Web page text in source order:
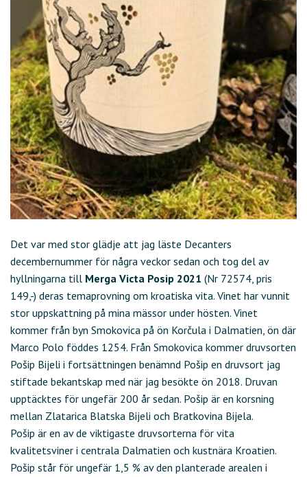
Det var med stor glädje att jag läste Decanters
decembernummer för några veckor sedan och tog del av
hyllningarna till Merga Victa Posip 2021 (Nr 72574, pris
149,-) deras temaprovning om kroatiska vita. Vinet har vunnit
stor uppskattning på mina mässor under hösten. Vinet
kommer från byn Smokovica på ön Korčula i Dalmatien, ön där
Marco Polo föddes 1254. Från Smokovica kommer druvsorten
Pošip Bijeli i fortsättningen benämnd Pošip en druvsort jag
stiftade bekantskap med när jag besökte ön 2018. Druvan
upptäcktes för ungefär 200 år sedan. Pošip är en korsning
mellan Zlatarica Blatska Bijeli och Bratkovina Bijela.
Pošip är en av de viktigaste druvsorterna för vita
kvalitetsviner i centrala Dalmatien och kustnära Kroatien.
Pošip står för ungefär 1,5 % av den planterade arealen i